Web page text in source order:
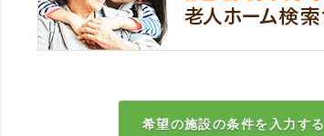
希望の施設の条件を入力する